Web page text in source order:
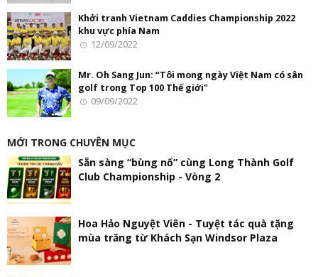
Khởi tranh Vietnam Caddies Championship 2022
khu vực phía Nam
12/09/2022
Mr. Oh Sang Jun: “Tôi mong ngày Việt Nam có sân
golf trong Top 100 Thế giới"
09/09/2022
MỚI TRONG CHUYÊN MỤC
Sẵn sàng “bùng nổ” cùng Long Thành Golf
Club Championship - Vòng 2
Hoa Hảo Nguyệt Viên - Tuyệt tác quà tặng
mùa trăng từ Khách Sạn Windsor Plaza